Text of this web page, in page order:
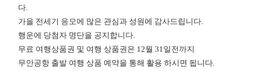
다.
가을 전세기 응모에 많은 관심과 성원에 감사드립니다.
행운에 당첨자 명단을 공지합니다.
무료 여행상품권 및 여행 상품권은 12월 31일전까지
무안공항 출발 여행 상품 예약을 통해 활용 하시면 됩니다.